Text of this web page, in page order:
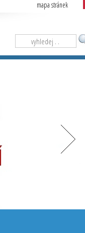
mapa stránek